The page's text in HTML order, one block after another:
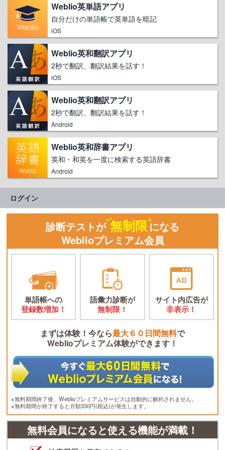
Weblio英単語アプリ
自分だけの単語帳で英単語を暗記
iOS
Weblio英和翻訳アプリ
2秒で翻訳、翻訳結果を話す！
iOS
Weblio英和翻訳アプリ
2秒で翻訳、翻訳結果を話す！
Android
Weblio英和辞書アプリ
英和・和英を一度に検索する英語辞書
Android
ログイン
診断テストが 無制限になる
Weblioプレミアム会員
単語帳への
登録数増加！
語彙力診断が
無制限！
サイト内広告が
非表示！
まずは体験！今なら最大６０日間無料で
Weblioプレミアム体験ができます！
※無料期間終了後、Weblioプレミアムサービスは自動的に解約されません。
※無料期間が終了すると月額330円(税込)が発生します。
無料会員になると使える機能が満載！